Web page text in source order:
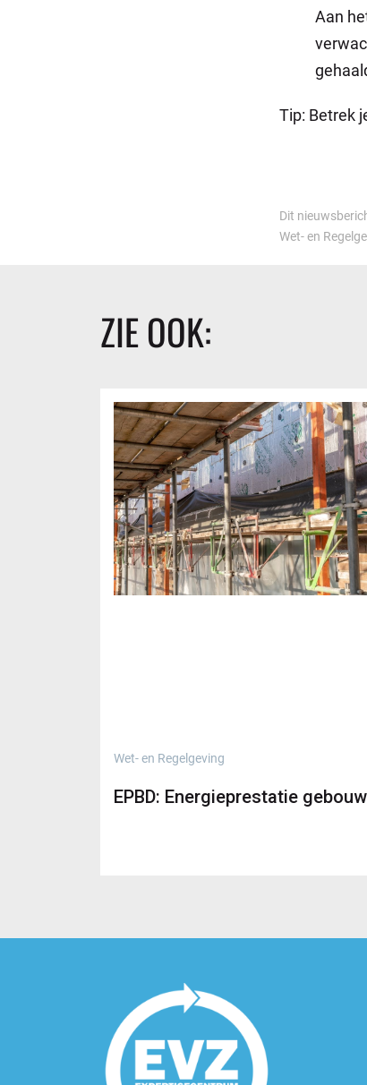
Aan
Tip: Betrek
Dit
Wet- en
ZIE OOK:
Wet- en Regelgeving
EPBD: Energieprestatie